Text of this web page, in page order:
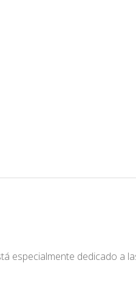
especialmente dedicado a